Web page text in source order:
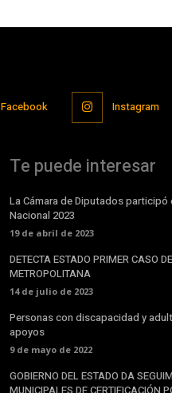
Facebook Instagram
Te puede interesar
La Cámara de Diputados participó
Nacional 2023
19 de abril de 2023
DETECTA ESTADO PRIMER CASO
METROPOLITANA
14 de julio de 2023
Personas con discapacidad y
apoyos
9 de mayo de 2022
GOBIERNO DEL ESTADO DA
MUNICIPALES DE CERTIFICACIÓN